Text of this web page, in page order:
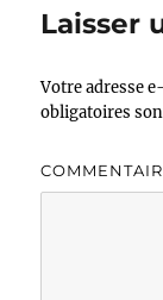
Laisser
Votre adresse
obligatoires